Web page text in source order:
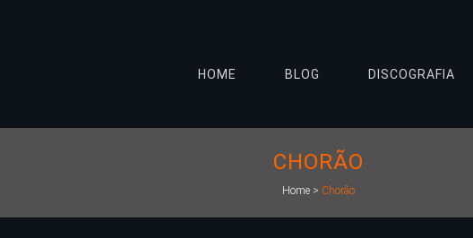
HOME BLOG DISCOGRAFIA
CHORÃO
Home> Chorão